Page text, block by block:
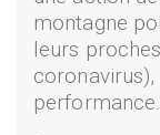
montagne
leurs
performance.